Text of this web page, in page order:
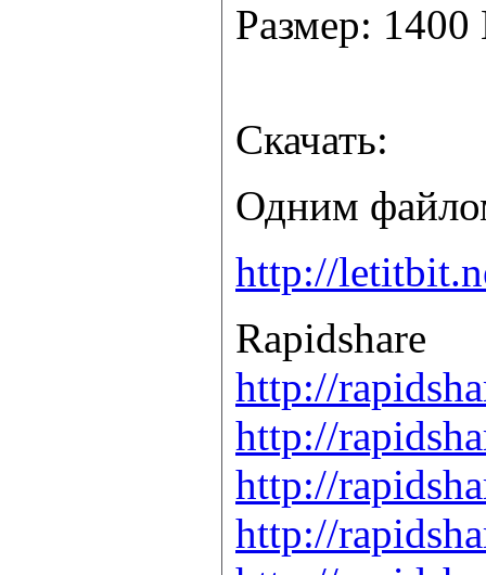
Размер:
Скачать:
Одним
http://
Rapidshare
http://
http://
http://
http://